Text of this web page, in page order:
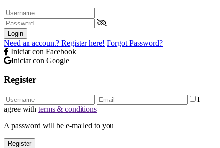
Login
Need an account? Register here! Forgot Password?
Iniciar con Facebook
Iniciar con Google
Register
I
agree with terms & conditions
A password will be e-mailed to you
Register